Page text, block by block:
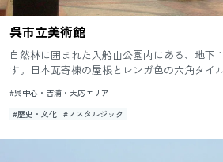
呉市立美術館
自然林に囲まれた入船山公園内にある、地下
す。日本瓦寄棟の屋根とレンガ色の六角タイ
レ...
#呉中心・吉浦・天応エリア
#歴史・文化 #ノスタルジック